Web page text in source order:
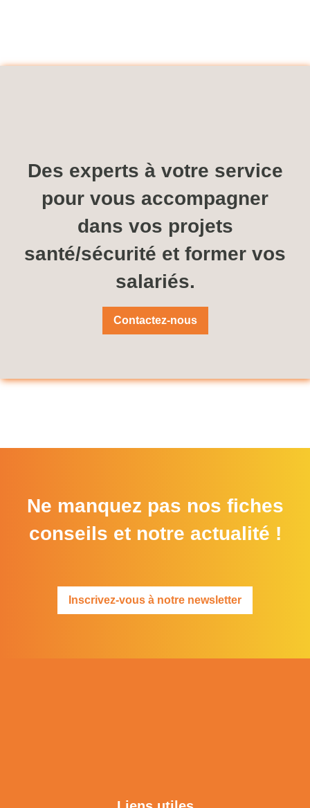
Des experts à votre service
pour vous accompagner
dans vos projets
santé/sécurité et former vos
salariés.
Contactez-nous
Ne manquez pas nos fiches
conseils et notre actualité !
Inscrivez-vous à notre newsletter